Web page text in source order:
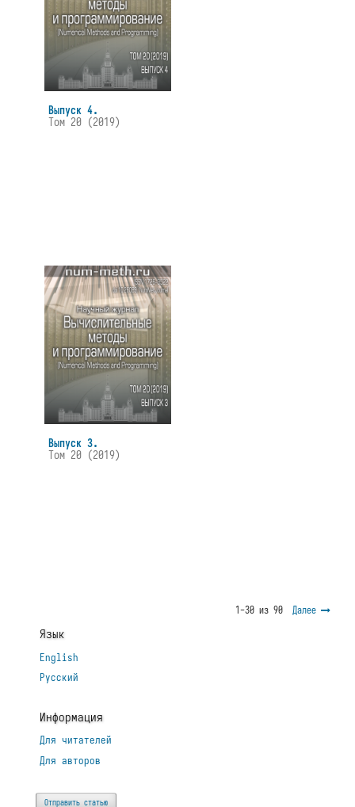
Выпуск 4.
Том 20 (2019)
Выпуск 3.
Том 20 (2019)
1-30 из 90 Далее
Язык
English
Русский
Информация
Для читателей
Для авторов
Отправить статью